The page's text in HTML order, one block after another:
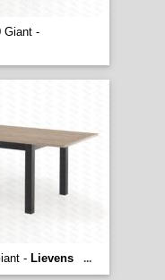
Giant -
- Lievens ...